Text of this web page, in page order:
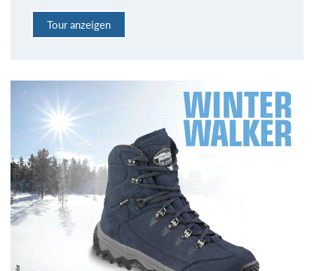
Tour anzeigen